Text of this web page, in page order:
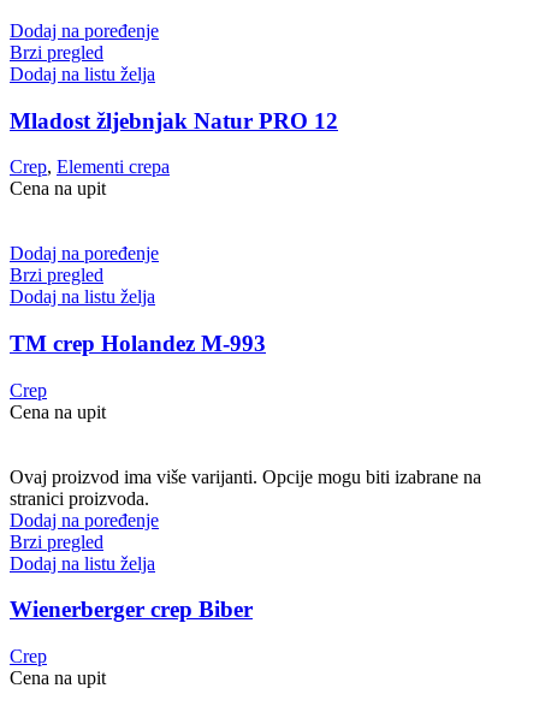
Dodaj na poređenje
Brzi pregled
Dodaj na listu želja
Mladost žljebnjak Natur PRO 12
Crep, Elementi crepa
Cena na upit
Dodaj na poređenje
Brzi pregled
Dodaj na listu želja
TM crep Holandez M-993
Crep
Cena na upit
Ovaj proizvod ima više varijanti. Opcije mogu biti izabrane na
stranici proizvoda.
Dodaj na poređenje
Brzi pregled
Dodaj na listu želja
Wienerberger crep Biber
Crep
Cena na upit